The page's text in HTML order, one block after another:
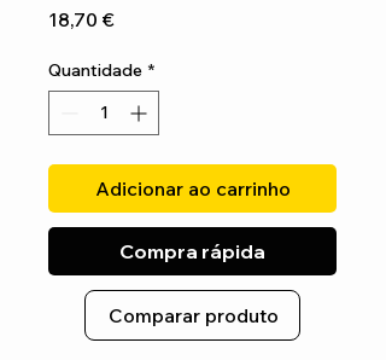
18,70 €Preço
Quantidade *
Adicionar ao carrinho
Compra rápida
Comparar produto